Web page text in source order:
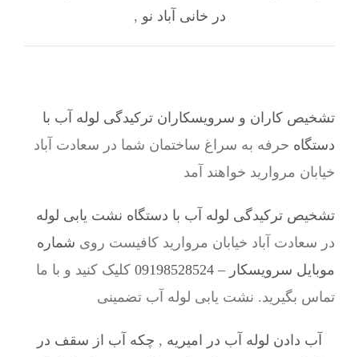
در خانی آباد نو ,
تشخیص کاران و سرویسکاران ترکیدگی لوله آب با
دستگاه حرفه به سراغ ساختمان شما در سعادت آباد
خیابان مروارید خواهند آمد
تشخیص ترکیدگی لوله آب با دستگاه نشت یابی لوله
در سعادت آباد خیابان مروارید کافیست روی شماره
موبایل سرویسکار – 09198528524
کلیک کنید و با ما
تماس بگیرید. نشت یابی لوله آب تضمینی
آب دادن لوله آب در امیریه , چکه آب از سقف در